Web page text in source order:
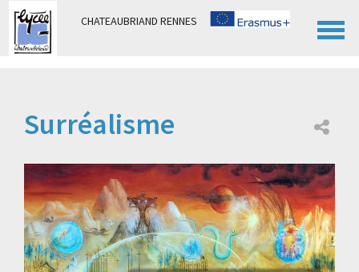
CHATEAUBRIAND RENNES
Surréalisme
Panneau de gestion des cookies